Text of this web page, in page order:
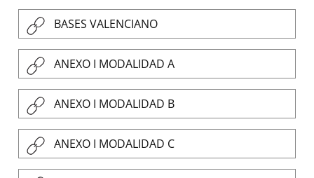
BASES VALENCIANO
ANEXO I MODALIDAD A
ANEXO I MODALIDAD B
ANEXO I MODALIDAD C